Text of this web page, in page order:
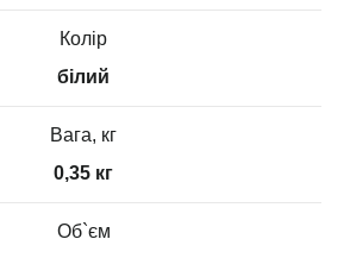
Колір
білий
Вага, кг
0,35 кг
Об`єм